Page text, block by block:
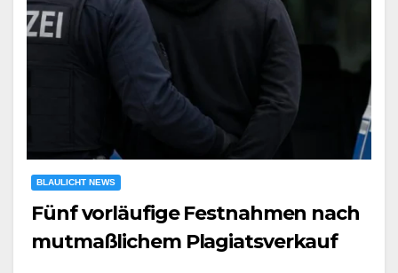
BLAULICHT NEWS
Fünf vorläufige Festnahmen nach
mutmaßlichem Plagiatsverkauf